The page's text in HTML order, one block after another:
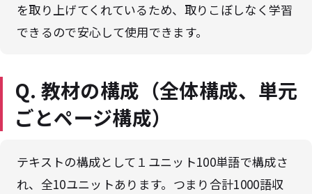
を取り上げてくれているため、取りこぼしなく学習
できるので安心して使用できます。
Q. 教材の構成（全体構成、単元
ごとページ構成）
テキストの構成として１ユニット100単語で構成さ
れ、全10ユニットあります。つまり合計1000語収